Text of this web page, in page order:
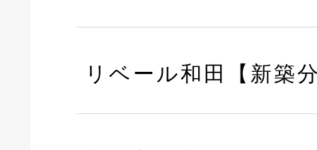
リベール和田【新築